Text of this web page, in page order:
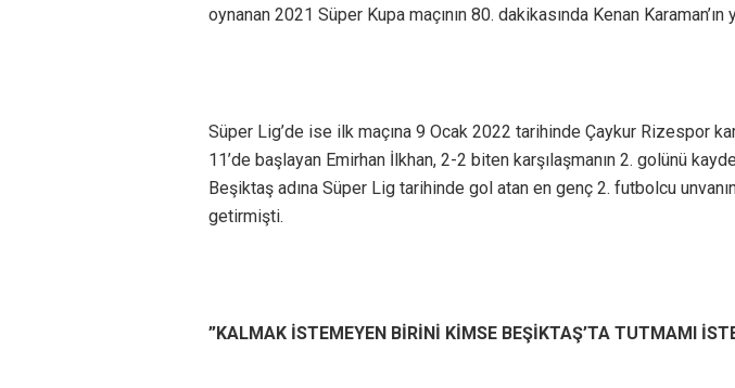
oynanan 2021 Süper Kupa maçının 80. dakikasında Kenan Karaman’ın
Süper Lig’de ise ilk maçına 9 Ocak 2022 tarihinde Çaykur Rizespor
11’de başlayan Emirhan İlkhan, 2-2 biten karşılaşmanın 2. golünü
Beşiktaş adına Süper Lig tarihinde gol atan en genç 2. futbolcu
getirmişti.
”KALMAK İSTEMEYEN BİRİNİ KİMSE BEŞİKTAŞ’TA TUTMAMI